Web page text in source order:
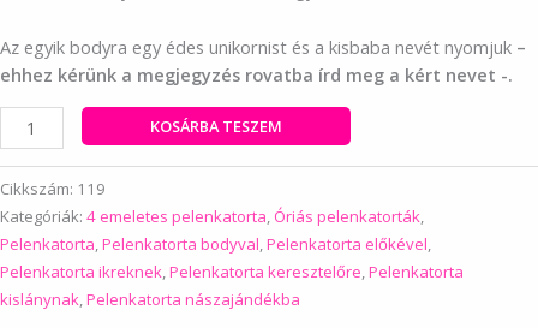
Az egyik bodyra egy édes unikornist és a kisbaba nevét nyomjuk –
ehhez kérünk a megjegyzés rovatba írd meg a kért nevet -.
Óriás
prémium
világítós
pelenkatorta
lányoknak-
Neves
bodyval
mennyiség
KOSÁRBA TESZEM
Cikkszám: 119
Kategóriák: 4 emeletes pelenkatorta, Óriás pelenkatorták,
Pelenkatorta,Pelenkatorta bodyval,Pelenkatorta előkével,
Pelenkatorta ikreknek,Pelenkatorta keresztelőre,Pelenkatorta
kislánynak,Pelenkatorta nászajándékba